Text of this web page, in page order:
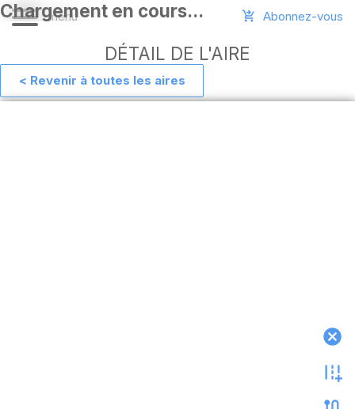
Aide
Abonnez-vous
DÉTAIL DE L'AIRE
< Revenir à toutes les aires